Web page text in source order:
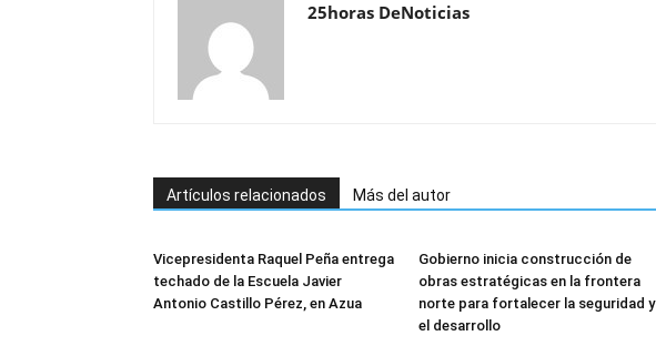
25horas DeNoticias
Artículos relacionados Más del autor
Vicepresidenta Raquel Peña entrega
techado de la Escuela Javier
Antonio Castillo Pérez, en Azua
Gobierno inicia construcción de
obras estratégicas en la frontera
norte para fortalecer la seguridad y
el desarrollo